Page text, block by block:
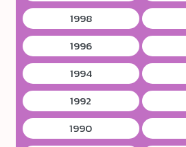
1998
1996
1994
1992
1990